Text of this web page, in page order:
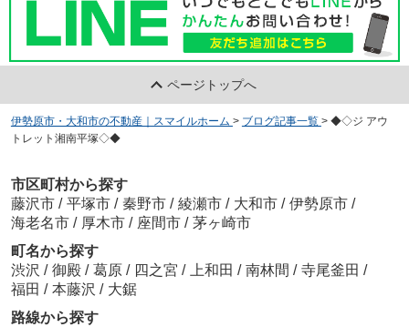
ページトップへ
伊勢原市・大和市の不動産｜スマイルホーム > ブログ記事一覧 > ◆◇ジ アウ
トレット湘南平塚◇◆
市区町村から探す
藤沢市 / 平塚市 / 秦野市 / 綾瀬市 / 大和市 / 伊勢原市 /
海老名市 / 厚木市 / 座間市 / 茅ヶ崎市
町名から探す
渋沢 / 御殿 / 葛原 / 四之宮 / 上和田 / 南林間 / 寺尾釜田 /
福田 / 本藤沢 / 大鋸
路線から探す